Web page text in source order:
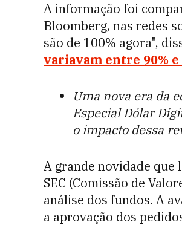
A informação foi
Bloomberg, nas redes
são de 100% agora",
variavam entre 90% e
Uma nova era da
Especial Dólar
o impacto dessa
A grande novidade que
SEC (Comissão de
análise dos fundos. A
a aprovação dos